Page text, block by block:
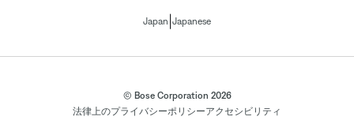
Japan Japanese
© Bose Corporation 2026
法律上のプライバシーポリシーアクセシビリティ